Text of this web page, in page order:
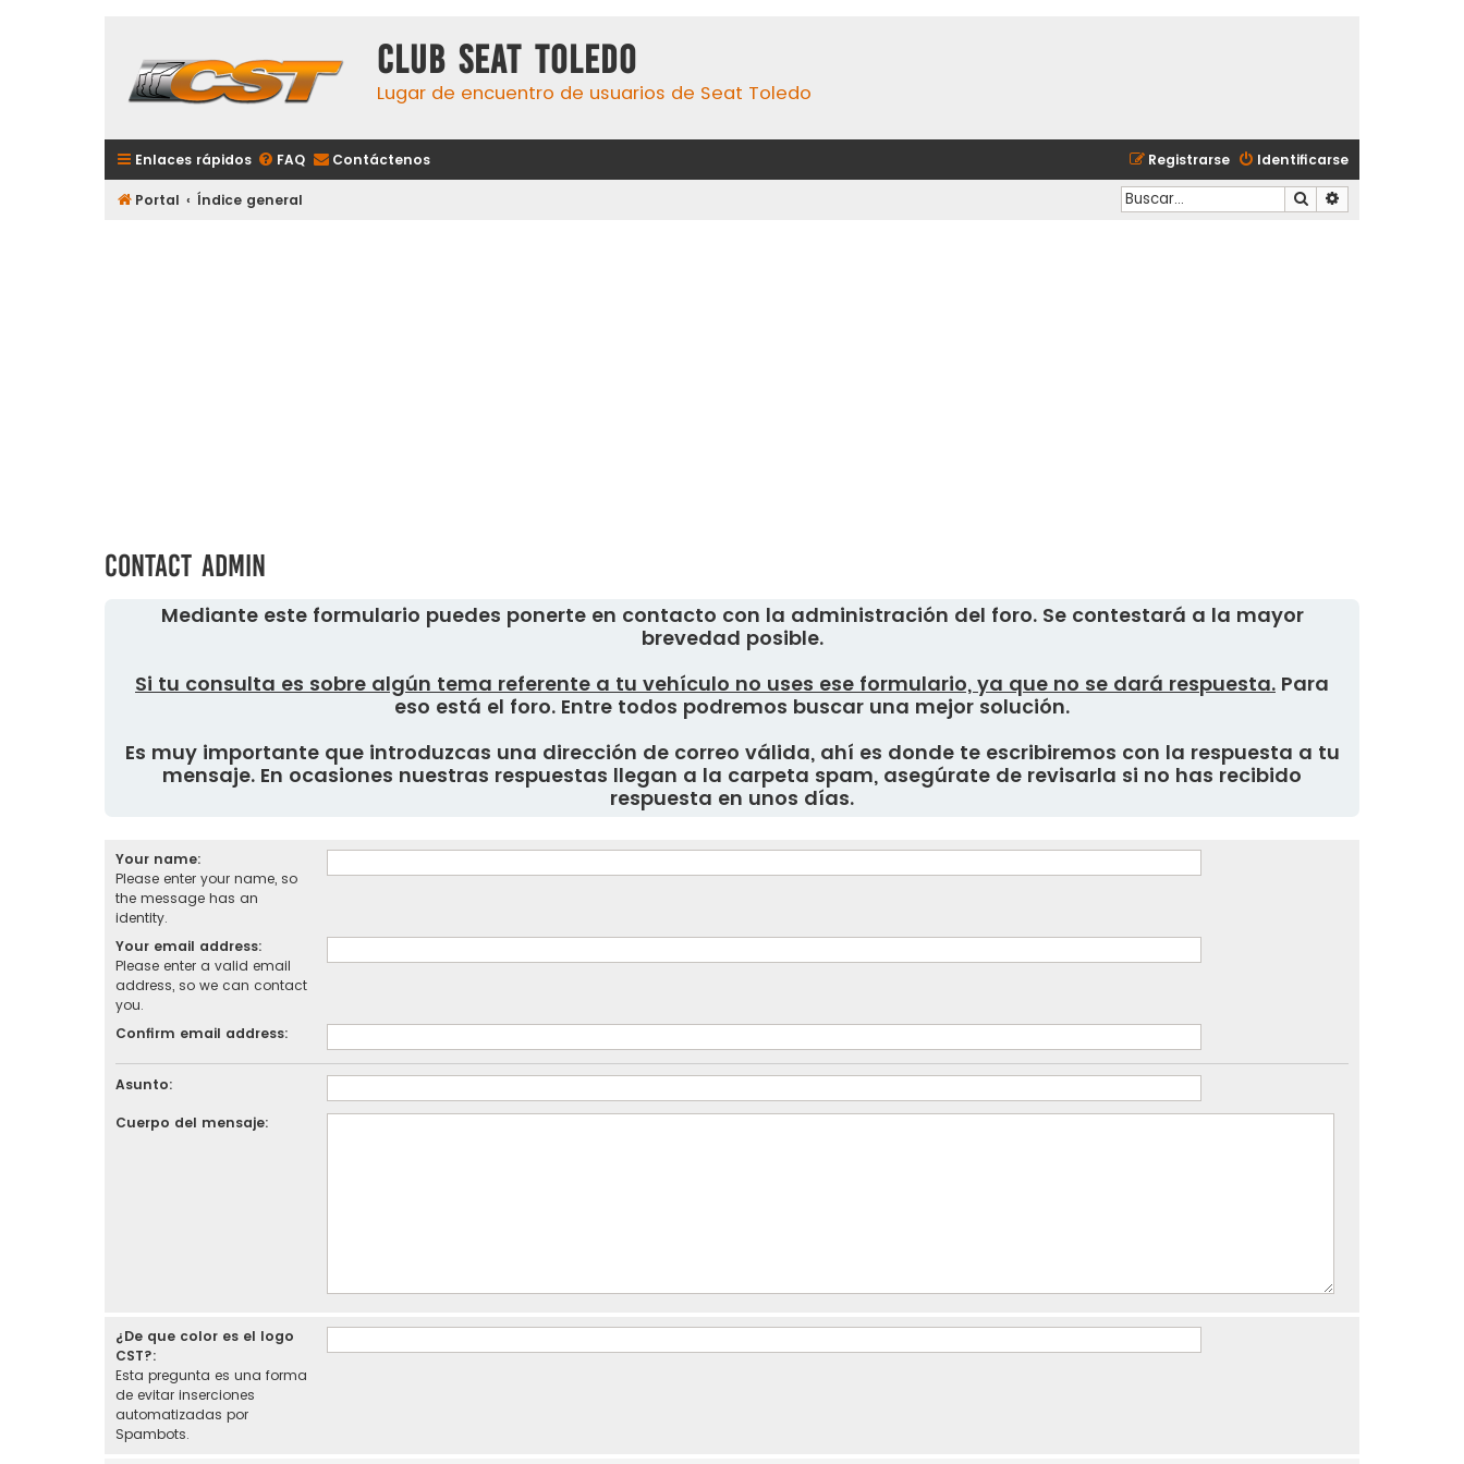
Club Seat Toledo
Lugar de encuentro de usuarios de Seat Toledo
Enlaces rápidos FAQ Contáctenos Identificarse
Registrarse
Portal Índice general Buscar
Contact Admin
Mediante este formulario puedes ponerte en contacto con la administración del foro. Se contestará a la mayor
brevedad posible.
Si tu consulta es sobre algún tema referente a tu vehículo no uses ese formulario, ya que no se dará respuesta. Para
eso está el foro. Entre todos podremos buscar una mejor solución.
Es muy importante que introduzcas una dirección de correo válida, ahí es donde te escribiremos con la respuesta a tu
mensaje. En ocasiones nuestras respuestas llegan a la carpeta spam, asegúrate de revisarla si no has recibido
respuesta en unos días.
Your name:
Please enter your name, so
the message has an
identity.
Your email address:
Please enter a valid email
address, so we can contact
you.
Confirm email address:
Asunto:
Cuerpo del mensaje:
¿De que color es el logo
CST?:
Esta pregunta es una forma
de evitar inserciones
automatizadas por
Spambots.